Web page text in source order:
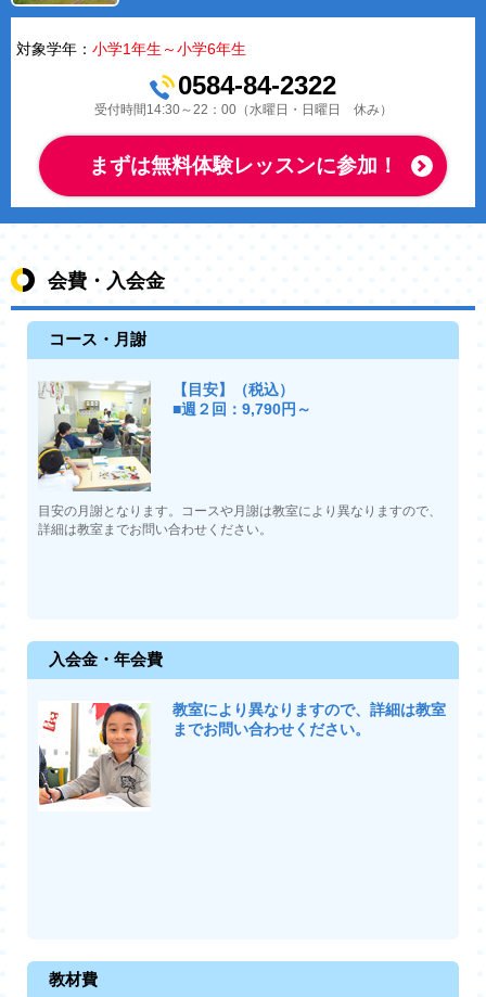
対象学年： 小学1年生～小学6年生
0584-84-2322
受付時間14:30～22：00（水曜日・日曜日 休み）
まずは無料体験レッスンに参加！
会費・入会金
コース・月謝
【目安】（税込）
■週２回：9,790円～
目安の月謝となります。コースや月謝は教室により異なりますので、
詳細は教室までお問い合わせください。
入会金・年会費
教室により異なりますので、詳細は教室
までお問い合わせください。
教材費